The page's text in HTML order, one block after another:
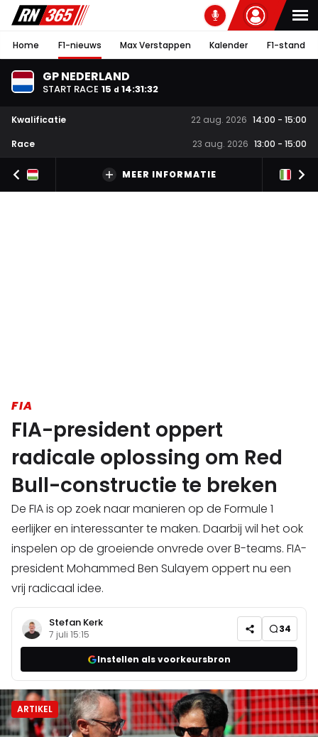
Home F1-nieuws Max Verstappen Kalender F1-stand
GP NEDERLAND
START RACE 15 d 14:31:32
Kwalificatie 22 aug. 2026 14:00 - 15:00
Race
23 aug. 2026 13:00 - 15:00
MEER INFORMATIE
FIA
FIA-president oppert
radicale oplossing om Red
Bull-constructie te breken
De FIA is op zoek naar manieren op de Formule 1
eerlijker en interessanter te maken. Daarbij wil het ook
inspelen op de groeiende onvrede over B-teams. FIA-
president Mohammed Ben Sulayem oppert nu een
vrij radicaal idee.
Stefan Kerk
7 juli 15:15 34
Instellen als voorkeursbron
ARTIKEL